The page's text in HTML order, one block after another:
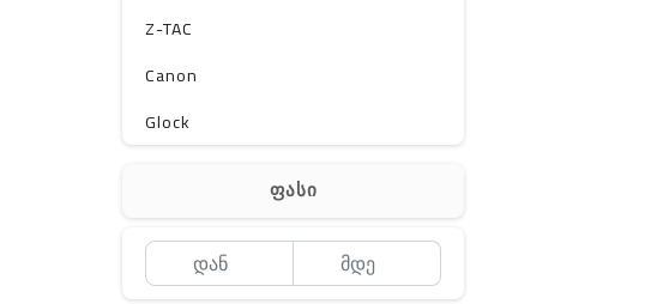
Z-TAC
Canon
Glock
Lancer Tactical
ფასი